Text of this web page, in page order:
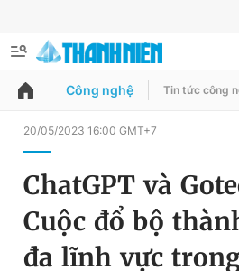
QUẢNG CÁO ĐẶT BÁO
Chuyên mục
Chuyên mục khác
Đổi mật khẩu
Tin đã lưu
Công nghệ Tin tức công
20/05/2023 16:00 GMT+7
ChatGPT và
Cuộc đổ bộ
đa lĩnh vực